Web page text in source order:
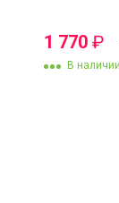
1 770 ₽
В наличии